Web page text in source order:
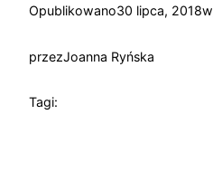
Opublikowano30 lipca, 2018w
przezJoanna Ryńska
Tagi: